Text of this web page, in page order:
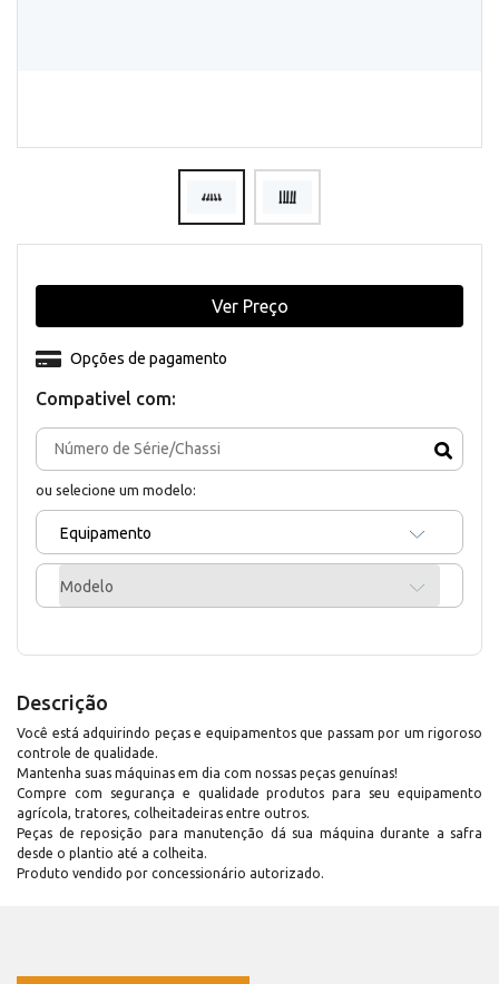
Compativel com:
ou selecione um modelo:
Equipamento
Modelo
Opções de pagamento
Ver Preço
Descrição
Você está adquirindo peças e equipamentos que passam por um rigoroso
controle de qualidade.
Mantenha suas máquinas em dia com nossas peças genuínas!
Compre com segurança e qualidade produtos para seu equipamento
agrícola, tratores, colheitadeiras entre outros.
Peças de reposição para manutenção dá sua máquina durante a safra
desde o plantio até a colheita.
Produto vendido por concessionário autorizado.